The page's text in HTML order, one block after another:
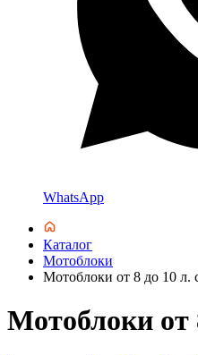
WhatsApp
Каталог
Мотоблоки
Мотоблоки от 8 до 10 л.
Мотоблоки от